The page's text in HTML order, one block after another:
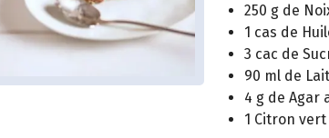
250 g de
1 cas de
3 cac de
90 ml de
4 g de Agar
1 Citron vert